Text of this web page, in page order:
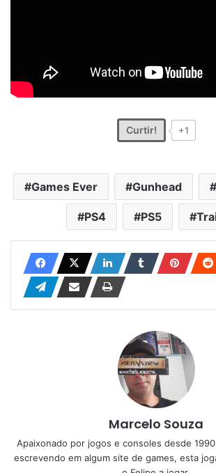
Curtir! +1
Games Ever Gunhead
PS4 PS5
Marcelo Souza
Apaixonado por jogos e consoles desde
escrevendo em algum site de games, esta